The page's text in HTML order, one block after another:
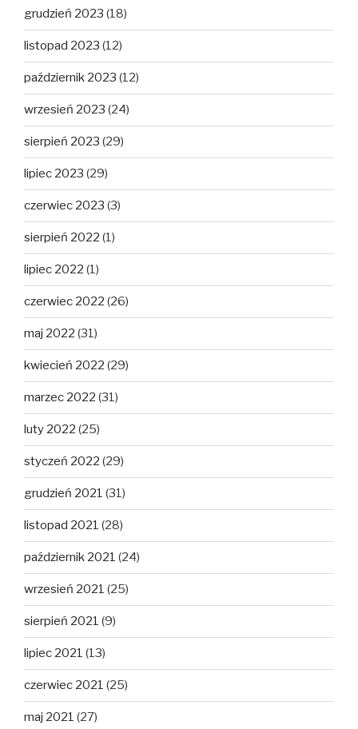
grudzień 2023 (18)
listopad 2023 (12)
październik 2023 (12)
wrzesień 2023 (24)
sierpień 2023 (29)
lipiec 2023 (29)
czerwiec 2023 (3)
sierpień 2022 (1)
lipiec 2022 (1)
czerwiec 2022 (26)
maj 2022 (31)
kwiecień 2022 (29)
marzec 2022 (31)
luty 2022 (25)
styczeń 2022 (29)
grudzień 2021 (31)
listopad 2021 (28)
październik 2021 (24)
wrzesień 2021 (25)
sierpień 2021 (9)
lipiec 2021 (13)
czerwiec 2021 (25)
maj 2021 (27)